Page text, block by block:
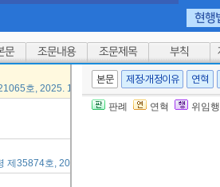
현행
문 조문내용 조문제목 부칙
호, 2025. 10. 1., 타법개정]
제35874호, 2025. 11. 25., 일부개정]
본문 제정·개정이유 연혁
판례 연혁 위임